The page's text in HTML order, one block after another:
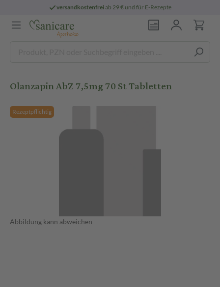
versandkostenfreiab 29 € und für E-Rezepte
Olanzapin AbZ 7,5mg 70 St Tabletten
Rezeptpflichtig
Abbildung kann abweichen